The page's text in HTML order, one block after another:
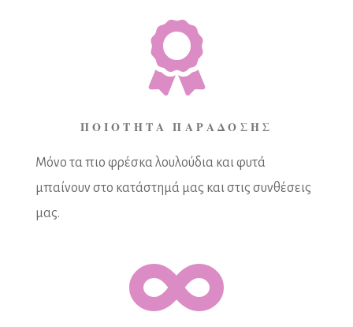

ΠΟΙΟΤΗΤΑ ΠΑΡΑΔΟΣΗΣ
Μόνο τα πιο φρέσκα λουλούδια και φυτά
μπαίνουν στο κατάστημά μας και στις συνθέσεις
μας.
